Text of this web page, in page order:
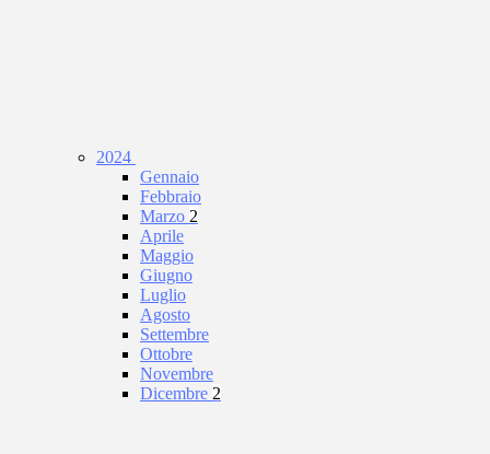
2024
Gennaio
Febbraio
Marzo 2
Aprile
Maggio
Giugno
Luglio
Agosto
Settembre
Ottobre
Novembre
Dicembre 2